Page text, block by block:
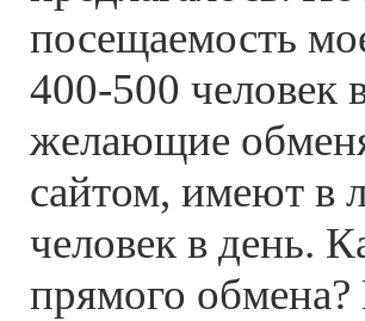
посещаемость
400-500 человек
желающие
сайтом, имеют в
человек в день.
прямого